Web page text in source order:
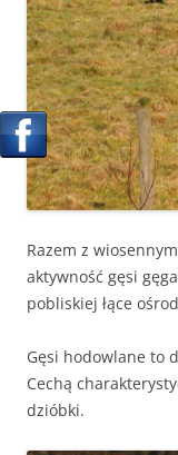
Razem z
aktywność gęsi
pobliskiej łące
Gęsi hodowlane to
Cechą
dzióbki.